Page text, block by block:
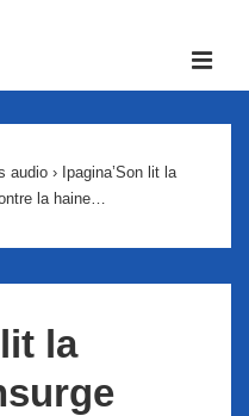
audio › Ipagina’Son lit la
la haine…
la